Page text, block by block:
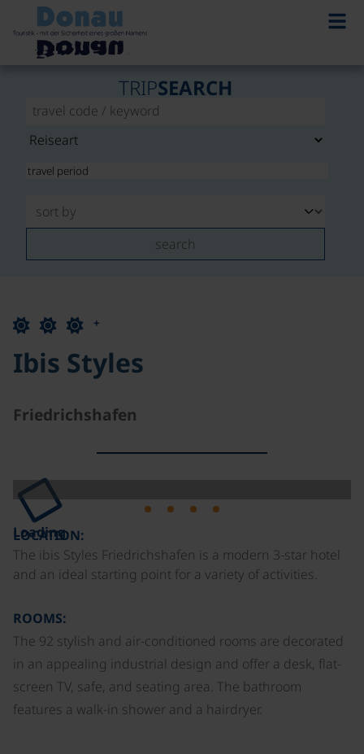
TRIPSEARCH
search
+
Ibis Styles
Friedrichshafen
Loading
LOCATION:
The ibis Styles Friedrichshafen is a modern 3-star hotel
and an ideal starting point for a variety of activities.
ROOMS:
The 92 stylish and air-conditioned rooms are decorated
in an appealing industrial design and offer a desk, flat-
screen TV, safe, and seating area. The bathroom
features a walk-in shower and a hairdryer.